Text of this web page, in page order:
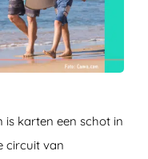
is karten een schot in
circuit van